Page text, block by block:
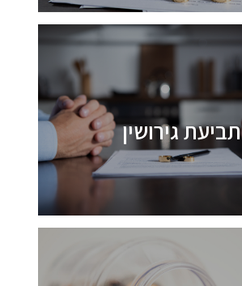
תביעת גירושין